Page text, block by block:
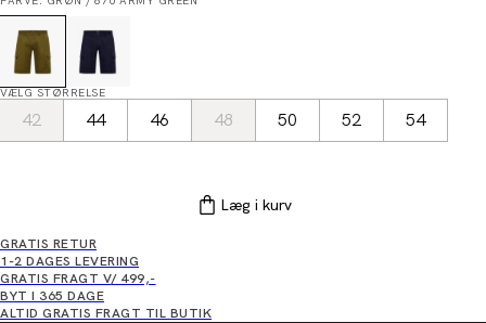
VÆLG STØRRELSE
42 44 46 48 50 52 54
Læg i kurv
GRATIS RETUR
1-2 DAGES LEVERING
GRATIS FRAGT V/ 499,-
BYT I 365 DAGE
ALTID GRATIS FRAGT TIL BUTIK